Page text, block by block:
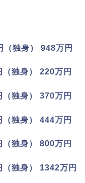
） 948万円
独身） 220万円
独身） 370万円
独身） 444万円
独身） 800万円
独身） 1342万円